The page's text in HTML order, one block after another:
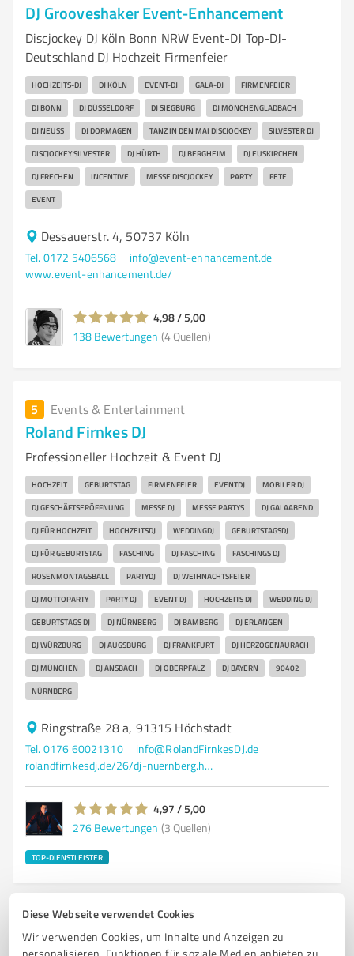
Diese Webseite verwendet Cookies
Wir verwenden Cookies, um Inhalte und Anzeigen zu
DJ Grooveshaker Event-Enhancement
Discjockey DJ Köln Bonn NRW Event-DJ Top-DJ-
Deutschland DJ Hochzeit Firmenfeier
HOCHZEITS-DJ DJ KÖLN EVENT-DJ GALA-DJ FIRMENFEIER
DJ BONN DJ DÜSSELDORF DJ SIEGBURG DJ MÖNCHENGLADBACH
DJ NEUSS DJ DORMAGEN TANZ IN DEN MAI DISCJOCKEY SILVESTER DJ
DISCJOCKEY SILVESTER DJ HÜRTH DJ BERGHEIM DJ EUSKIRCHEN
DJ FRECHEN INCENTIVE MESSE DISCJOCKEY PARTY FETE
EVENT
Dessauerstr. 4, 50737 Köln
Tel. 0172 5406568
info@event-enhancement.de
www.event-enhancement.de/
4,98 / 5,00
138 Bewertungen (4 Quellen)
5 Events & Entertainment
Roland Firnkes DJ
Professioneller Hochzeit & Event DJ
HOCHZEIT GEBURTSTAG FIRMENFEIER EVENTDJ MOBILER DJ
DJ GESCHÄFTSERÖFFNUNG MESSE DJ MESSE PARTYS DJ GALAABEND
DJ FÜR HOCHZEIT HOCHZEITSDJ WEDDINGDJ GEBURTSTAGSDJ
DJ FÜR GEBURTSTAG FASCHING DJ FASCHING FASCHINGS DJ
ROSENMONTAGSBALL PARTYDJ DJ WEIHNACHTSFEIER
DJ MOTTOPARTY PARTY DJ EVENT DJ HOCHZEITS DJ WEDDING DJ
GEBURTSTAGS DJ DJ NÜRNBERG DJ BAMBERG DJ ERLANGEN
DJ WÜRZBURG DJ AUGSBURG DJ FRANKFURT DJ HERZOGENAURACH
DJ MÜNCHEN DJ ANSBACH DJ OBERPFALZ DJ BAYERN 90402
NÜRNBERG
Ringstraße 28 a, 91315 Höchstadt
Tel. 0176 60021310
info@RolandFirnkesDJ.de
rolandfirnkesdj.de/26/dj-nuernberg.html
4,97 / 5,00
276 Bewertungen (3 Quellen)
TOP-DIENSTLEISTER